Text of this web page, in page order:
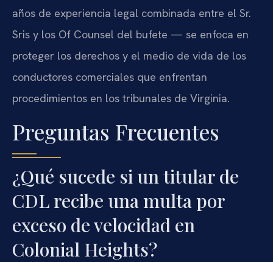
años de experiencia legal combinada entre el Sr.
Sris y los Of Counsel del bufete — se enfoca en
proteger los derechos y el medio de vida de los
conductores comerciales que enfrentan
procedimientos en los tribunales de Virginia.
Preguntas Frecuentes
¿Qué sucede si un titular de
CDL recibe una multa por
exceso de velocidad en
Colonial Heights?